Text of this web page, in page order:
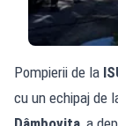
Pompierii de la
cu un echipaj de